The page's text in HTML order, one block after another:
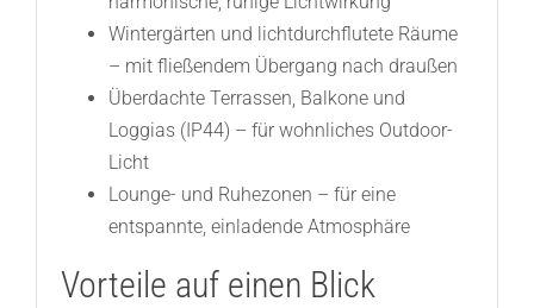
Wintergärten und lichtdurchflutete Räume
– mit fließendem Übergang nach draußen
Überdachte Terrassen, Balkone und
Loggias (IP44) – für wohnliches Outdoor-
Licht
Lounge- und Ruhezonen – für eine
entspannte, einladende Atmosphäre
Vorteile auf einen Blick